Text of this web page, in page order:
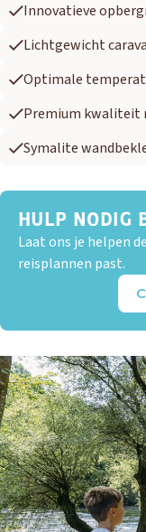
Innovatieve
Lichtgewicht
Optimale
Premium kwaliteit
Symalite
HULP NODIG
Laat ons je helpen
reisplannen past.